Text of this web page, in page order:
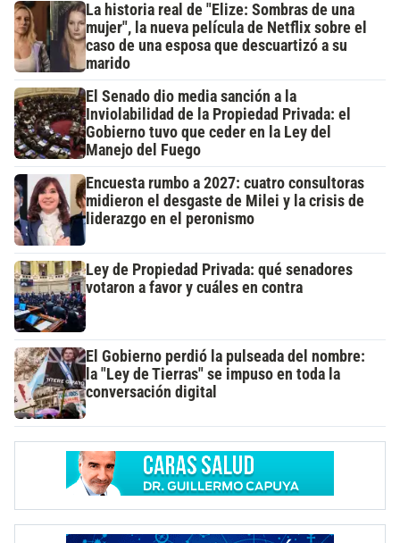
La historia real de "Elize: Sombras de una
mujer", la nueva película de Netflix sobre el
caso de una esposa que descuartizó a su
marido
El Senado dio media sanción a la
Inviolabilidad de la Propiedad Privada: el
Gobierno tuvo que ceder en la Ley del
Manejo del Fuego
Encuesta rumbo a 2027: cuatro consultoras
midieron el desgaste de Milei y la crisis de
liderazgo en el peronismo
Ley de Propiedad Privada: qué senadores
votaron a favor y cuáles en contra
El Gobierno perdió la pulseada del nombre:
la "Ley de Tierras" se impuso en toda la
conversación digital